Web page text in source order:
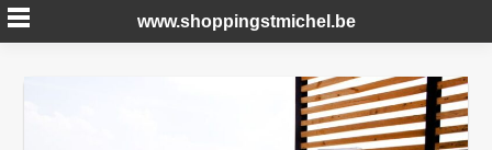
Skip
to
www.shoppingstmichel.be